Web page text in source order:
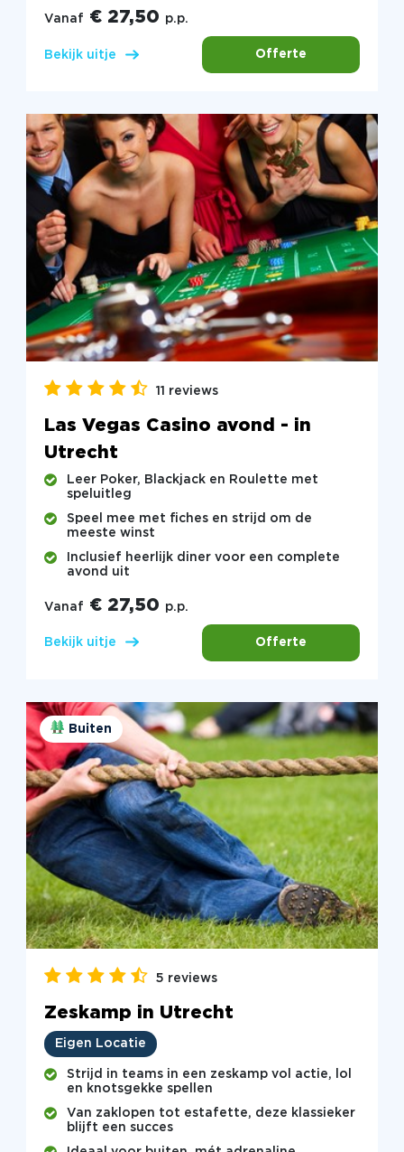
Vanaf € 27,50 p.p.
Bekijk uitje Offerte
11 reviews
Las Vegas Casino avond - in
Utrecht
Leer Poker, Blackjack en Roulette met
speluitleg
Speel mee met fiches en strijd om de
meeste winst
Inclusief heerlijk diner voor een complete
avond uit
Vanaf € 27,50 p.p.
Bekijk uitje Offerte
Buiten
5 reviews
Zeskamp in Utrecht
Eigen Locatie
Strijd in teams in een zeskamp vol actie, lol
en knotsgekke spellen
Van zaklopen tot estafette, deze klassieker
blijft een succes